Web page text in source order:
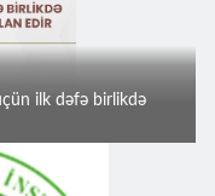
ilk dəfə birlikdə